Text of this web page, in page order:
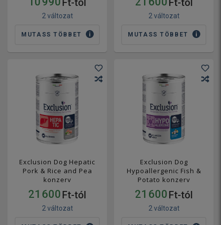
Ft-tól
2 változat
MUTASS TÖBBET
Ft-tól
2 változat
MUTASS TÖBBET
Exclusion Dog Hepatic
Pork & Rice and Pea
konzerv
21 600 Ft-tól
2 változat
Exclusion Dog
Hypoallergenic Fish &
Potato konzerv
21 600 Ft-tól
2 változat